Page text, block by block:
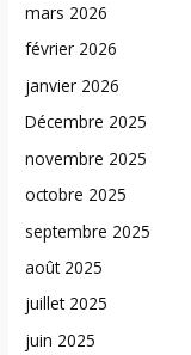
mars 2026
février 2026
janvier 2026
Décembre 2025
novembre 2025
octobre 2025
septembre 2025
août 2025
juillet 2025
juin 2025